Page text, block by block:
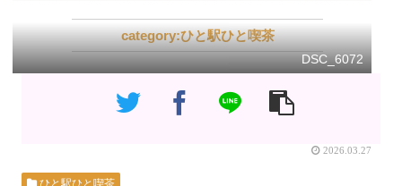
ひと駅ひと喫茶
DSC_6072
2026.03.27
ひと駅ひと喫茶